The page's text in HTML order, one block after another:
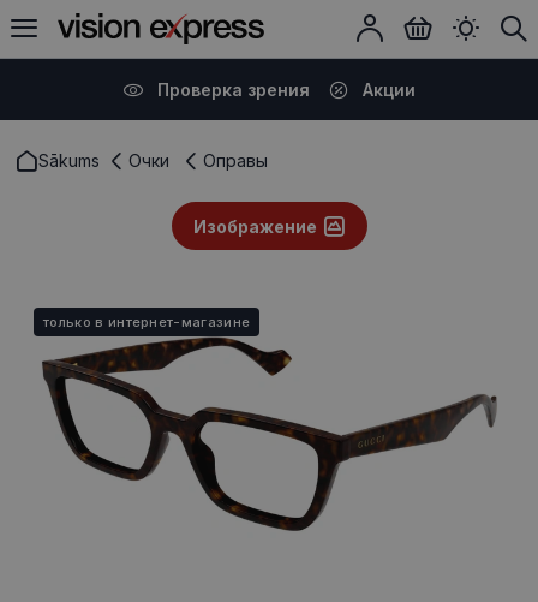
Проверка зрения Акции
Sākums Очки Оправы
Изображение
только в интернет-магазине